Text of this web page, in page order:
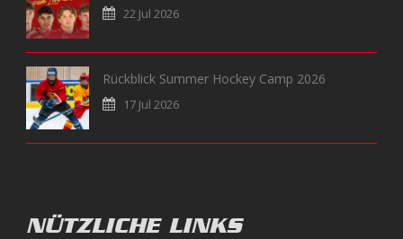
22 Jul 2026
Rückblick Summer Hockey Camp 2026
17 Jul 2026
NÜTZLICHE LINKS